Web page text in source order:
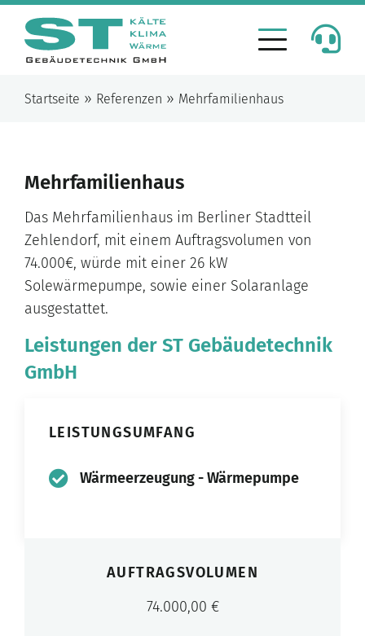
Startseite » Referenzen » Mehrfamilienhaus
Mehrfamilienhaus
Das Mehrfamilienhaus im Berliner Stadtteil
Zehlendorf, mit einem Auftragsvolumen von
74.000€, würde mit einer 26 kW
Solewärmepumpe, sowie einer Solaranlage
ausgestattet.
Leistungen der ST Gebäudetechnik
GmbH
LEISTUNGSUMFANG
Wärmeerzeugung - Wärmepumpe
AUFTRAGSVOLUMEN
74.000,00 €